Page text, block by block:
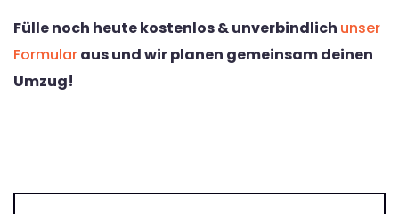
Fülle noch heute kostenlos & unverbindlich unser
Formularaus und wir planen gemeinsam deinen
Umzug!